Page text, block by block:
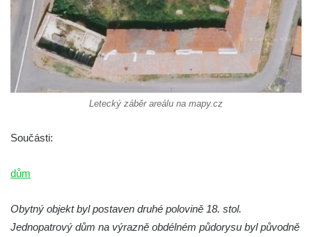
Rumburku
Dům čp. 101/6 na Lužickém náměstí v
Rumburku
Dům čp. 104/9 na Lužickém náměstí v
Rumburku
Josef Meisel jun., tkalcovna a barevna u
Dolního Podluží
Letecký záběr areálu na mapy.cz
Součásti:
dům
Obytný objekt byl postaven druhé polovině 18. stol.
Jednopatrový dům na výrazně obdélném půdorysu byl původně